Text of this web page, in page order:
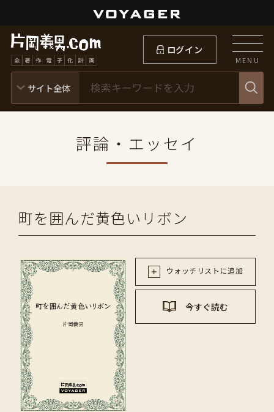
ログイン
MENU
評論・エッセイ
町を囲んだ黄色いリボン
ウォッチリストに追加
今すぐ読む